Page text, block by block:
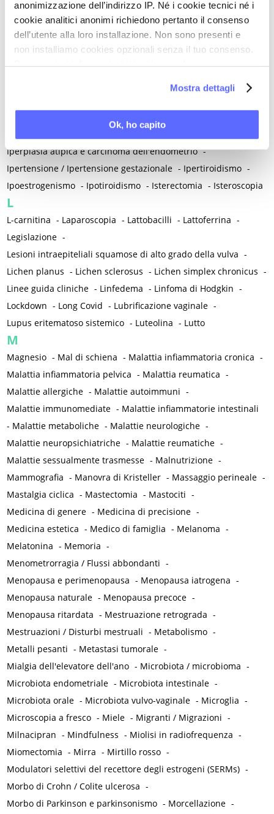
anonimizzazione dell’indirizzo IP. Né i cookie tecnici né i
cookie analitici anonimi richiedono pertanto il consenso
dell’utente alla loro installazione. Non sono presenti e
non installiamo cookies opzionali senza il tuo consenso.
Mostra dettagli
Ok, ho capito
Inibitori dell'aromatasi
Inositoli
Inquinamento atmosferico
Insonnia - Insufficienza venosa cronica -Insulino-resistenza
Integratori -Integrazione proteica -Intelligenza artificiale
Interazione uomo-animale -Internet -
Interruzione volontaria di gravidanza (IVG)
- Intestino
-
Iperplasia atipica e carcinoma dell'endometrio -
Ipertensione / Ipertensione gestazionale - Ipertiroidismo -
Ipoestrogenismo - Ipotiroidismo - Isterectomia - Isteroscopia
L
L-carnitina - Laparoscopia - Lattobacilli - Lattoferrina -
Legislazione -
Lesioni intraepiteliali squamose di alto grado della vulva -
Lichen planus - Lichen sclerosus - Lichen simplex chronicus -
Linee guida cliniche - Linfedema - Linfoma di Hodgkin -
Lockdown - Long Covid - Lubrificazione vaginale -
Lupus eritematoso sistemico - Luteolina - Lutto
M
Magnesio - Mal di schiena - Malattia infiammatoria cronica -
Malattia infiammatoria pelvica - Malattia reumatica -
Malattie allergiche - Malattie autoimmuni -
Malattie immunomediate - Malattie infiammatorie intestinali
- Malattie metaboliche - Malattie neurologiche -
Malattie neuropsichiatriche - Malattie reumatiche -
Malattie sessualmente trasmesse - Malnutrizione -
Mammografia - Manovra di Kristeller - Massaggio perineale -
Mastalgia ciclica - Mastectomia - Mastociti -
Medicina di genere - Medicina di precisione -
Medicina estetica - Medico di famiglia - Melanoma -
Melatonina - Memoria -
Menometrorragia / Flussi abbondanti -
Menopausa e perimenopausa - Menopausa iatrogena -
Menopausa naturale - Menopausa precoce -
Menopausa ritardata - Mestruazione retrograda -
Mestruazioni / Disturbi mestruali - Metabolismo -
Metalli pesanti - Metastasi tumorale -
Mialgia dell'elevatore dell'ano - Microbiota / microbioma -
Microbiota endometriale - Microbiota intestinale -
Microbiota orale - Microbiota vulvo-vaginale - Microglia -
Microscopia a fresco - Miele - Migranti / Migrazioni -
Milnacipran - Mindfulness - Miolisi in radiofrequenza -
Miomectomia - Mirra - Mirtillo rosso -
Modulatori selettivi del recettore degli estrogeni (SERMs) -
Morbo di Crohn / Colite ulcerosa -
Morbo di Parkinson e parkinsonismo - Morcellazione -